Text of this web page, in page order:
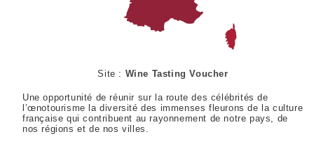
Site : Wine Tasting Voucher
Une opportunité de réunir sur la route des célébrités de
l’œnotourisme la diversité des immenses fleurons de la culture
française qui contribuent au rayonnement de notre pays, de
nos régions et de nos villes.